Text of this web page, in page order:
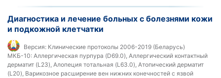
Диагностика и лечение больных с болезнями кожи
и подкожной клетчатки
Версия: Клинические протоколы 2006-2019 (Беларусь)
МКБ-10: Аллергическая пурпура (D69.0), Аллергический контактный
дерматит (L23), Алопеция тотальная (L63.0), Атопический дерматит
(L20), Варикозное расширение вен нижних конечностей с язвой